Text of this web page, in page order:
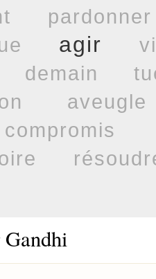
pardonner
agir
demain
aveugle
compromis